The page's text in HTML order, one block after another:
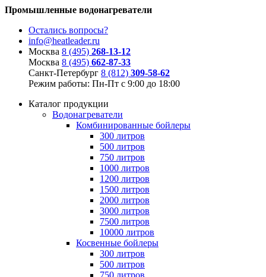
Промышленные водонагреватели
Остались вопросы?
info@heatleader.ru
Москва 8 (495) 268-13-12
Москва 8 (495) 662-87-33
Санкт-Петербург 8 (812) 309-58-62
Режим работы: Пн-Пт с 9:00 до 18:00
Каталог продукции
Водонагреватели
Комбинированные бойлеры
300 литров
500 литров
750 литров
1000 литров
1200 литров
1500 литров
2000 литров
3000 литров
7500 литров
10000 литров
Косвенные бойлеры
300 литров
500 литров
750 литров